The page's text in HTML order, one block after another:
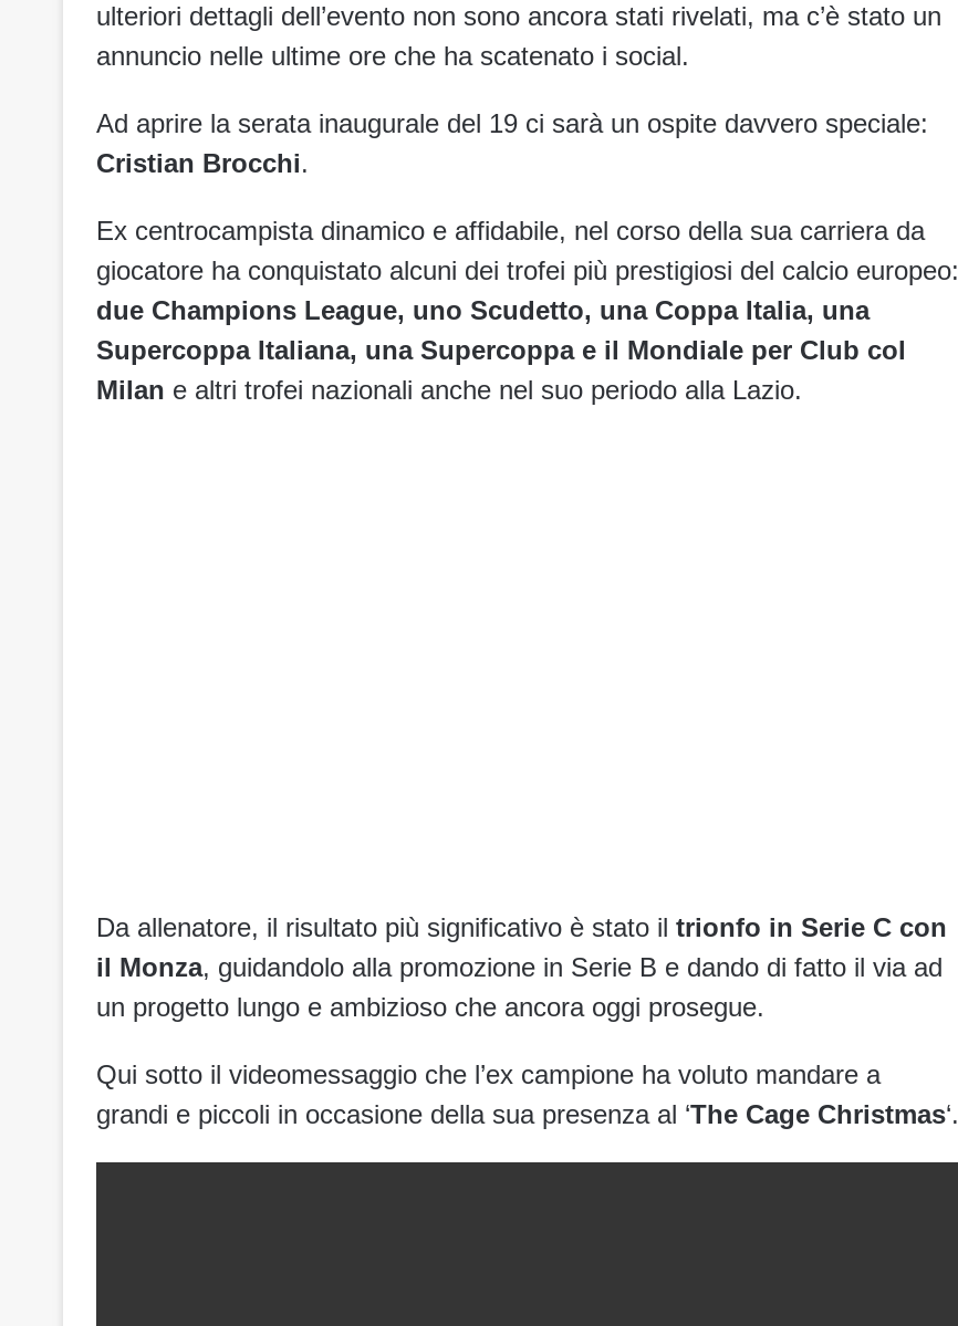
ulteriori dettagli dell’evento non sono ancora stati rivelati, ma c’è stato un
annuncio nelle ultime ore che ha scatenato i social.
Ad aprire la serata inaugurale del 19 ci sarà un ospite davvero speciale:
Cristian Brocchi.
Ex centrocampista dinamico e affidabile, nel corso della sua carriera da
giocatore ha conquistato alcuni dei trofei più prestigiosi del calcio europeo:
due Champions League, uno Scudetto, una Coppa Italia, una
Supercoppa Italiana, una Supercoppa e il Mondiale per Club col
Milan e altri trofei nazionali anche nel suo periodo alla Lazio.
Da allenatore, il risultato più significativo è stato il trionfo in Serie C con
il Monza, guidandolo alla promozione in Serie B e dando di fatto il via ad
un progetto lungo e ambizioso che ancora oggi prosegue.
Qui sotto il videomessaggio che l’ex campione ha voluto mandare a
grandi e piccoli in occasione della sua presenza al ‘The Cage Christmas‘.